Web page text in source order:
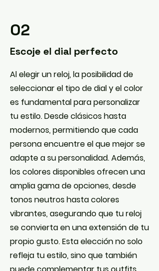
02
Escoje el dial perfecto
Al elegir un reloj, la posibilidad de
seleccionar el tipo de dial y el color
es fundamental para personalizar
tu estilo. Desde clásicos hasta
modernos, permitiendo que cada
persona encuentre el que mejor se
adapte a su personalidad. Además,
los colores disponibles ofrecen una
amplia gama de opciones, desde
tonos neutros hasta colores
vibrantes, asegurando que tu reloj
se convierta en una extensión de tu
propio gusto. Esta elección no solo
refleja tu estilo, sino que también